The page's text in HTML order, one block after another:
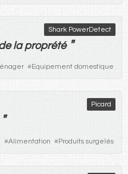
Shark PowerDetect
laproprété "
#Equipement domestique
Picard
"
#Alimentation #Produits surgelés